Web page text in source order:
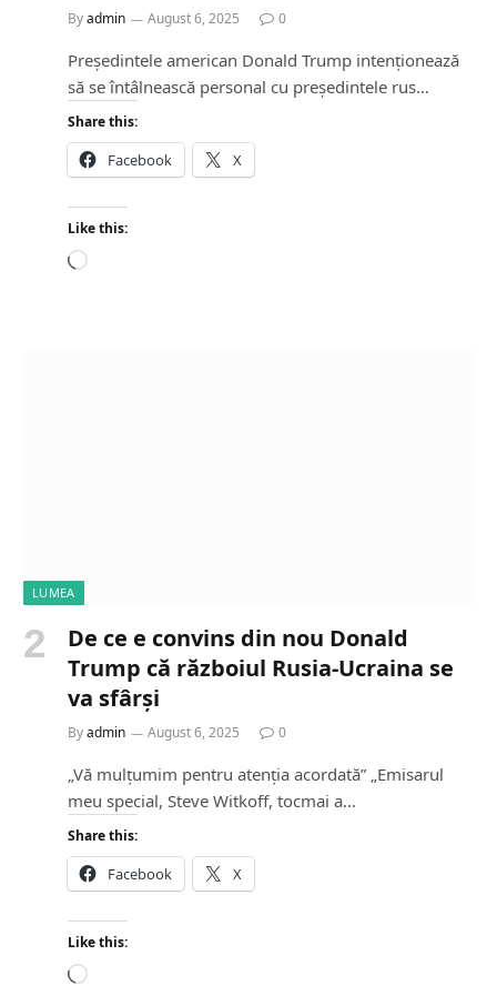
Byadmin August 6, 2025 0
Președintele american Donald Trump intenționează
să se întâlnească personal cu președintele rus…
Share this:
Facebook X
Like this:
L
LUMEA
De ce e convins din nou Donald
Trump că războiul Rusia-Ucraina se
va sfârși
Byadmin August 6, 2025 0
„Vă mulțumim pentru atenția acordată” „Emisarul
meu special, Steve Witkoff, tocmai a…
Share this:
Facebook X
Like this:
L